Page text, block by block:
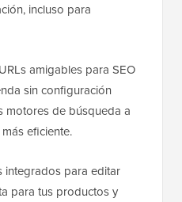
incluso para
amigables para SEO
sin configuración
motores de búsqueda a
eficiente.
integrados para editar
para tus productos y